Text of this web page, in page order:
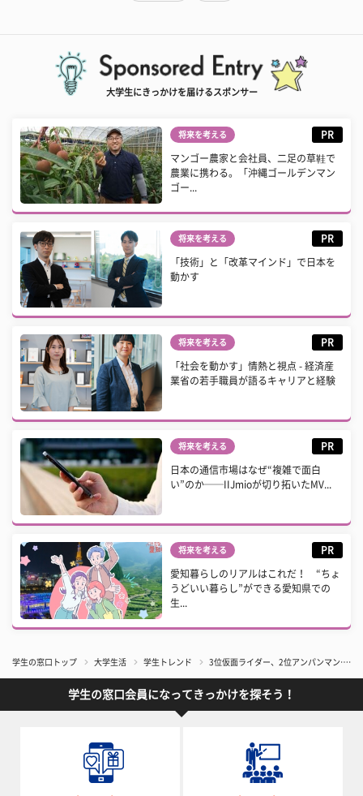
大学生にきっかけを届けるスポンサー
将来を考える PR
マンゴー農家と会社員、二足の草鞋で
農業に携わる。「沖縄ゴールデンマン
ゴー...
将来を考える PR
「技術」と「改革マインド」で日本を
動かす
将来を考える PR
「社会を動かす」情熱と視点 - 経済産
業省の若手職員が語るキャリアと経験
将来を考える PR
日本の通信市場はなぜ“複雑で面白
い”のか──IIJmioが切り拓いたMV...
将来を考える PR
愛知暮らしのリアルはこれだ！ “ちょ
うどいい暮らし”ができる愛知県での
生...
学生の窓口トップ 大学生活 学生トレンド 3位仮面ライダー、2位アンパンマン……
学生の窓口会員になってきっかけを探そう！